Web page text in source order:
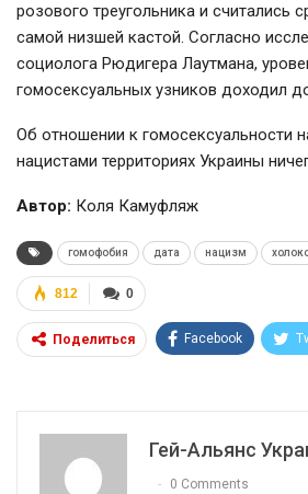
розового треугольника и считались
самой низшей кастой. Согласно
социолога Рюдигера Лаутмана,
гомосексуальных узников доходил
Об отношении к гомосексуальности
нацистами территориях Украины
Автор: Коля Камуфляж
гомофобия дата нацизм
0
812
Поделиться Facebook
Гей-Альянс
0 Comments